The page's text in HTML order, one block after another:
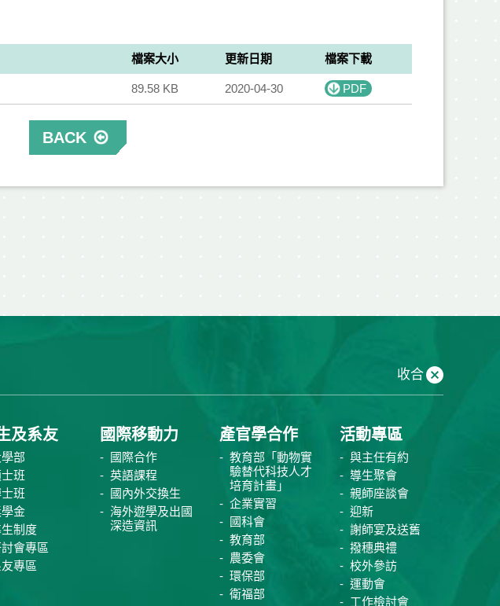
檔案大小 更新日期 檔案下載
89.58 KB 2020-04-30 PDF
BACK
收合
及系友
部
班
班
金
制度
會專區
專區
國際移動力
國際合作
英語課程
國內外交換生
海外遊學及出國
深造資訊
產官學合作
教育部「動物實
驗替代科技人才
培育計畫」
企業實習
國科會
教育部
農委會
環保部
衛福部
活動專區
與主任有約
導生聚會
親師座談會
迎新
謝師宴及送舊
撥穗典禮
校外參訪
運動會
工作檢討會